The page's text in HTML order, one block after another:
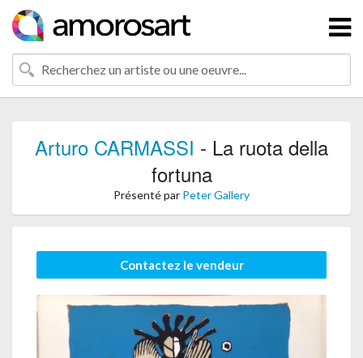
Arturo CARMASSI - La ruota della
fortuna
Présenté par Peter Gallery
Contactez le vendeur